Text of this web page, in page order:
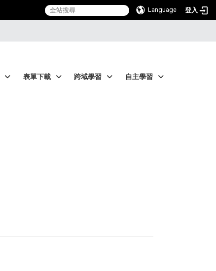
Language 登入
表單下載 跨域學習 自主學習